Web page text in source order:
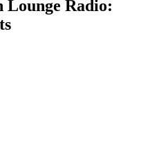
Lounge Radio: